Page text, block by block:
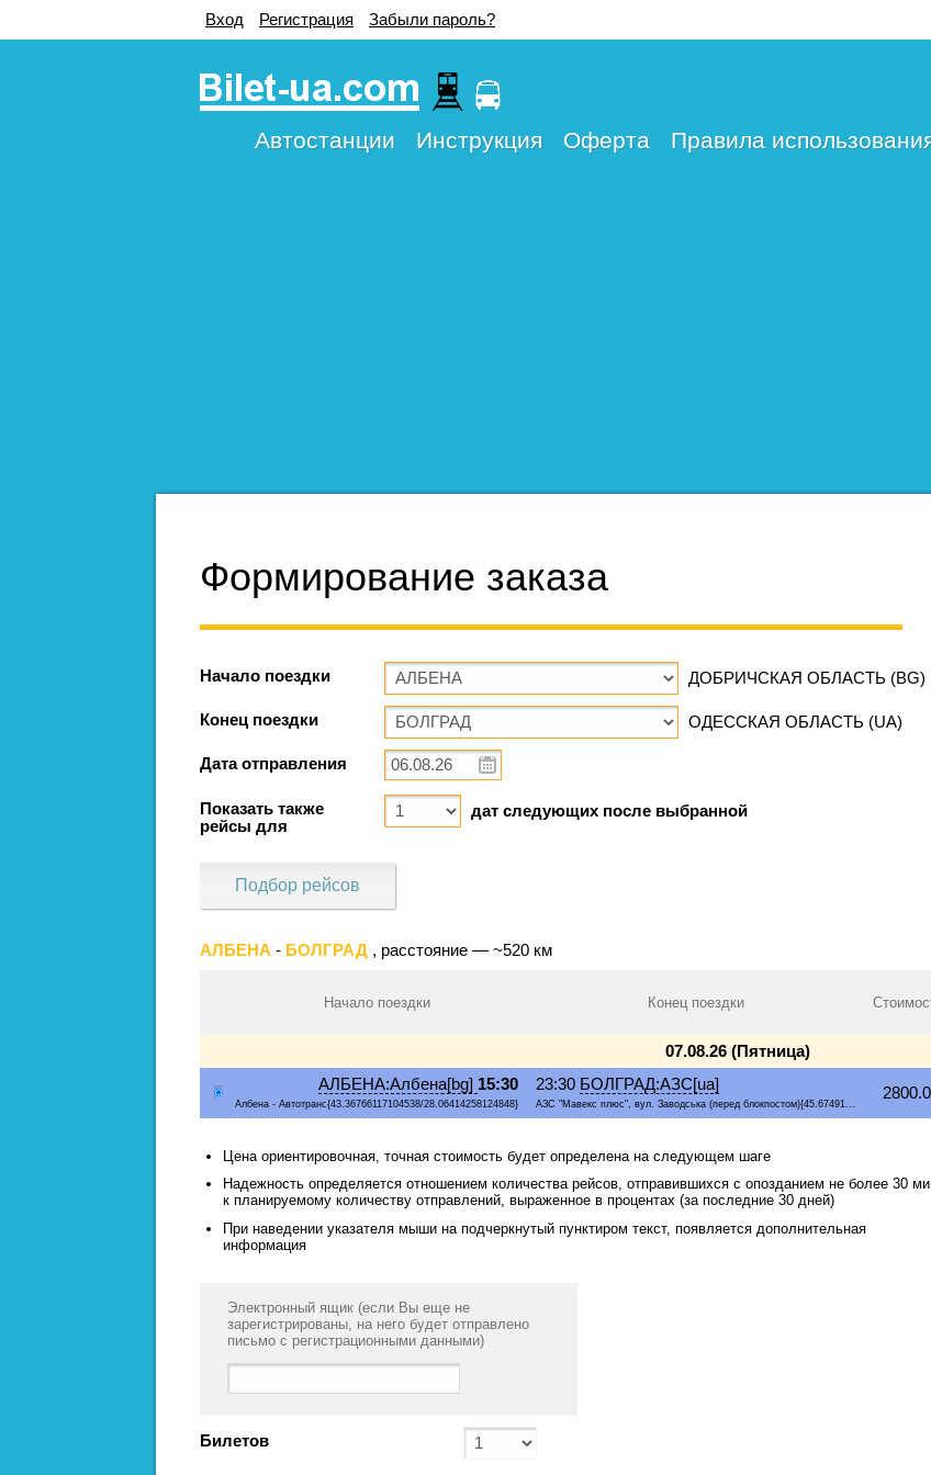
Вход Регистрация Забыли пароль?
Автостанции Инструкция Оферта Правила
Формирование заказа
Начало поездки ДОБРИЧСКАЯ ОБЛАСТЬ (BG)
Конец поездки ОДЕССКАЯ ОБЛАСТЬ (UA)
Дата отправления
Показать также
рейсы для
дат следующих после выбранной
Подбор рейсов
АЛБЕНА - БОЛГРАД , расстояние — ~520 км
Начало поездки Конец поездки
07.08.26 (Пятница)
АЛБЕНА:Албена[bg] 15:30
Албена - Автотранс{43.36766117104538/28.06414258124848}
23:30 БОЛГРАД:АЗС[ua]
АЗС "Мавекс плюс", вул. Заводська (перед блокпостом){45.67491...
Цена ориентировочная, точная стоимость будет определена на следующем шаге
Надежность определяется отношением количества рейсов, отправившихся с опозданием не более 30
к планируемому количеству отправлений, выраженное в процентах (за последние 30 дней)
При наведении указателя мыши на подчеркнутый пунктиром текст, появляется дополнительная
информация
Электронный ящик (если Вы еще не
зарегистрированы, на него будет отправлено
письмо с регистрационными данными)
Билетов